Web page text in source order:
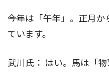
――今年は「午年」。正月
ています。
武川氏： はい。馬は「